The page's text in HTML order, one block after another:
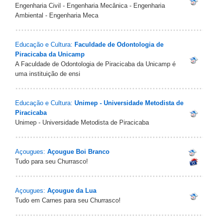
Engenharia Civil - Engenharia Mecânica - Engenharia
Ambiental - Engenharia Meca
Educação e Cultura: Faculdade de Odontologia de
Piracicaba da Unicamp
A Faculdade de Odontologia de Piracicaba da Unicamp é
uma instituição de ensi
Educação e Cultura: Unimep - Universidade Metodista de
Piracicaba
Unimep - Universidade Metodista de Piracicaba
Açougues: Açougue Boi Branco
Tudo para seu Churrasco!
Açougues: Açougue da Lua
Tudo em Carnes para seu Churrasco!